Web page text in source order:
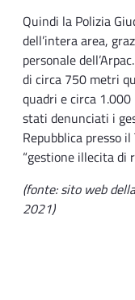
Quindi la Polizia
dell’intera area,
personale
di circa 750 metri
quadri e circa
stati denunciati i
Repubblica presso
“gestione illecita di
(fonte: sito web
2021)